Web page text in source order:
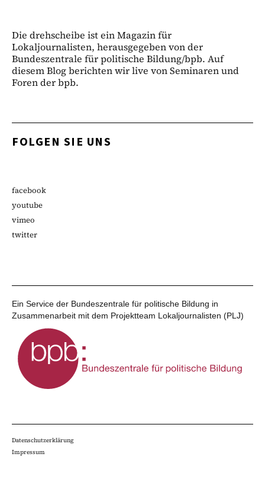
Die drehscheibe ist ein Magazin für
Lokaljournalisten, herausgegeben von der
Bundeszentrale für politische Bildung/bpb. Auf
diesem Blog berichten wir live von Seminaren und
Foren der bpb.
FOLGEN SIE UNS
facebook
youtube
vimeo
twitter
Ein Service der Bundeszentrale für politische Bildung in
Zusammenarbeit mit dem Projektteam Lokaljournalisten (PLJ)
Datenschutzerklärung
Impressum